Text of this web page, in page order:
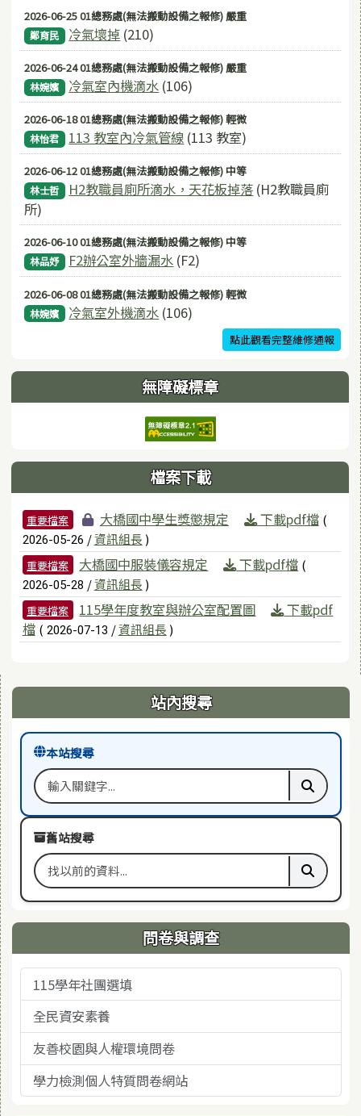
2026-06-25 01總務處(無法搬動設備之報修) 嚴重
鄭育民 冷氣壞掉 (210)
2026-06-24 01總務處(無法搬動設備之報修) 嚴重
林婉嬪 冷氣室內機滴水 (106)
2026-06-18 01總務處(無法搬動設備之報修) 輕微
林怡君 113 教室內冷氣管線 (113 教室)
2026-06-12 01總務處(無法搬動設備之報修) 中等
林士哲 H2教職員廁所滴水，天花板掉落 (H2教職員廁
所)
2026-06-10 01總務處(無法搬動設備之報修) 中等
林品妤 F2辦公室外牆漏水 (F2)
2026-06-08 01總務處(無法搬動設備之報修) 輕微
林婉嬪 冷氣室外機滴水 (106)
點此觀看完整維修通報
無障礙標章
檔案下載
檔案列表
重要檔案 大橋國中學生獎懲規定 下載pdf檔 (
2026-05-26 /資訊組長 )
重要檔案 大橋國中服裝儀容規定 下載pdf檔 (
2026-05-28 /資訊組長 )
重要檔案 115學年度教室與辦公室配置圖
下載pdf
檔 ( 2026-07-13 /資訊組長 )
右邊區域內容 站內搜尋
本站搜尋
搜尋關鍵字 執行本
舊站搜尋
搜尋舊站關鍵字 執行舊
問卷與調查
115學年社團選填
全民資安素養
友善校園與人權環境問卷
學力檢測個人特質問卷網站